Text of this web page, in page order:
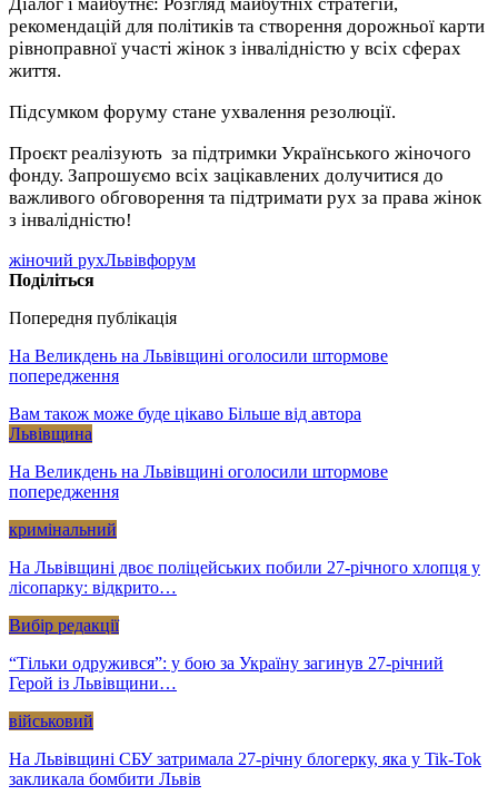
рекомендацій для політиків та створення дорожньої карти
рівноправної участі жінок з інвалідністю у всіх сферах
життя.
Підсумком форуму стане ухвалення резолюції.
Проєкт реалізують за підтримки Українського жіночого
фонду. Запрошуємо всіх зацікавлених долучитися до
важливого обговорення та підтримати рух за права жінок
з інвалідністю!
жіночий рухЛьвівфорум
Поділіться
Попередня публікація
На Великдень на Львівщині оголосили штормове
попередження
Вам також може буде цікаво Більше від автора
Львівщина
На Великдень на Львівщині оголосили штормове
попередження
кримінальний
На Львівщині двоє поліцейських побили 27-річного хлопця у
лісопарку: відкрито…
Вибір редакції
“Тільки одружився”: у бою за Україну загинув 27-річний
Герой із Львівщини…
військовий
На Львівщині СБУ затримала 27-річну блогерку, яка у Tik-Tok
закликала бомбити Львів